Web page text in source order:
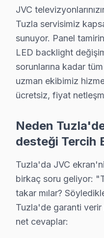
Kapsama alanımız:
• Tuzla tüm semtler ve
• Bitişik ilçelere servis
• Apartman, rezidans
Tuzla çevresinde JVC
Televizyonunuzun
Teknisyen önerileri:
• Tuzla'de HDMI
• Direkt güneş ışığı
• Tuzla'de UPS veya
• Ekran parlaklığını
JVC
Tuzla servisimiz
sunuyor. Panel
LED backlight
sorunlarına kadar
uzman ekibimiz
ücretsiz, fiyat
Neden
desteği Tercih
Tuzla'da JVC
birkaç soru geliyor:
takar mılar?
Tuzla'de garanti
net cevaplar: